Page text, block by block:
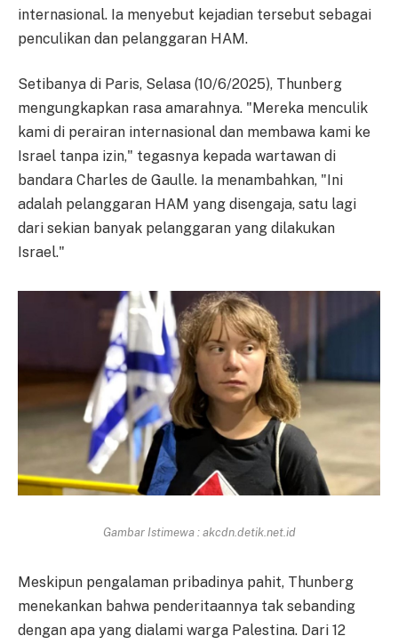
internasional. Ia menyebut kejadian tersebut sebagai
penculikan dan pelanggaran HAM.
Setibanya di Paris, Selasa (10/6/2025), Thunberg
mengungkapkan rasa amarahnya. "Mereka menculik
kami di perairan internasional dan membawa kami ke
Israel tanpa izin," tegasnya kepada wartawan di
bandara Charles de Gaulle. Ia menambahkan, "Ini
adalah pelanggaran HAM yang disengaja, satu lagi
dari sekian banyak pelanggaran yang dilakukan
Israel."
Gambar Istimewa : akcdn.detik.net.id
Meskipun pengalaman pribadinya pahit, Thunberg
menekankan bahwa penderitaannya tak sebanding
dengan apa yang dialami warga Palestina. Dari 12